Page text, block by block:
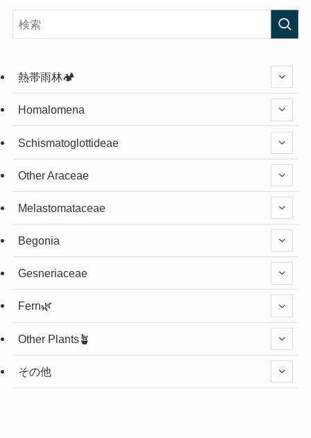
熱帯雨林🏕️
Homalomena
Schismatoglottideae
Other Araceae
Melastomataceae
Begonia
Gesneriaceae
Fern🌿
Other Plants🪴
その他